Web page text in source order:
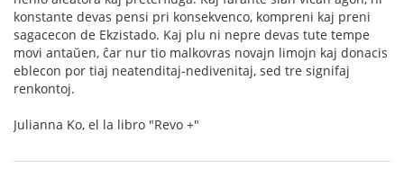
konstante devas pensi pri konsekvenco, kompreni kaj preni
sagacecon de Ekzistado. Kaj plu ni nepre devas tute tempe
movi antaŭen, ĉar nur tio malkovras novajn limojn kaj donacis
eblecon por tiaj neatenditaj-nedivenitaj, sed tre signifaj
renkontoj.
Julianna Ko, el la libro "Revo +"